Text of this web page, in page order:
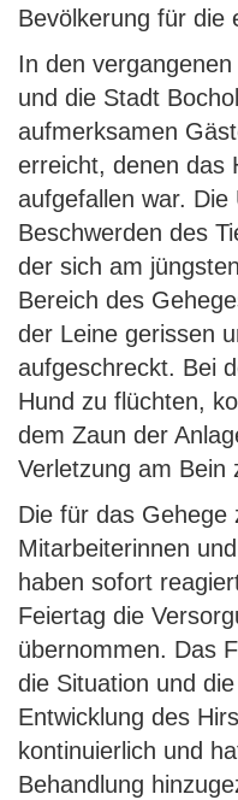
Bevölkerung für die
In den
und die Stadt
aufmerksamen
erreicht, denen das
aufgefallen war.
Beschwerden des
der sich am
Bereich des
der Leine gerissen
aufgeschreckt. Bei
Hund zu flüchten,
dem Zaun der
Verletzung am Bein
Die für das Gehege
Mitarbeiterinnen
haben sofort
Feiertag die
übernommen. Das
die Situation und
Entwicklung des
kontinuierlich und
Behandlung